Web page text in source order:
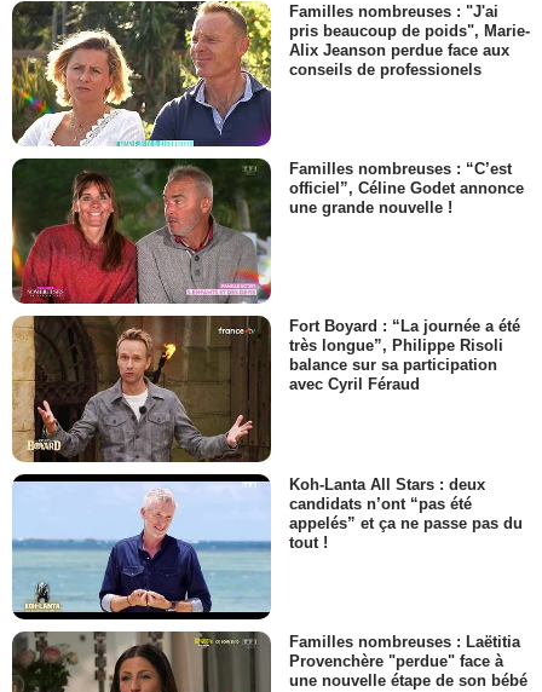
Familles nombreuses : "J'ai
pris beaucoup de poids", Marie-
Alix Jeanson perdue face aux
conseils de professionels
Familles nombreuses : “C’est
officiel”, Céline Godet annonce
une grande nouvelle !
Fort Boyard : “La journée a été
très longue”, Philippe Risoli
balance sur sa participation
avec Cyril Féraud
Koh-Lanta All Stars : deux
candidats n’ont “pas été
appelés” et ça ne passe pas du
tout !
Familles nombreuses : Laëtitia
Provenchère "perdue" face à
une nouvelle étape de son bébé